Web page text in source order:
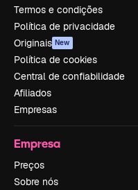
Termos e condições
Política de privacidade
Originais New
Política de cookies
Central de confiabilidade
Afiliados
Empresas
Empresa
Preços
Sobre nós